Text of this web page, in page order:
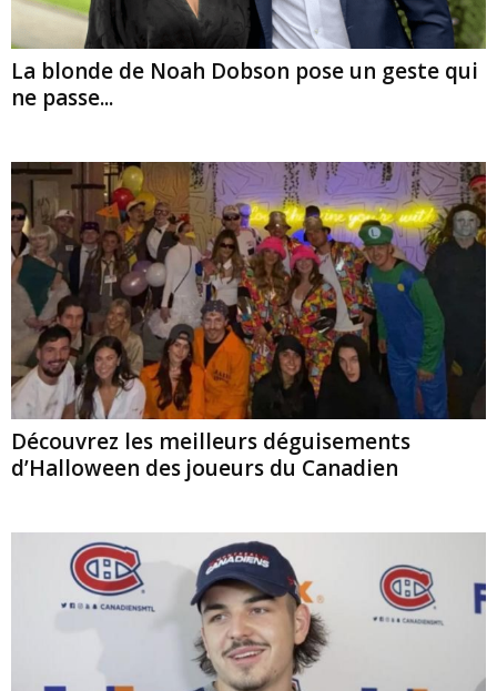
La blonde de Noah Dobson pose un geste qui
ne passe...
Découvrez les meilleurs déguisements
d’Halloween des joueurs du Canadien